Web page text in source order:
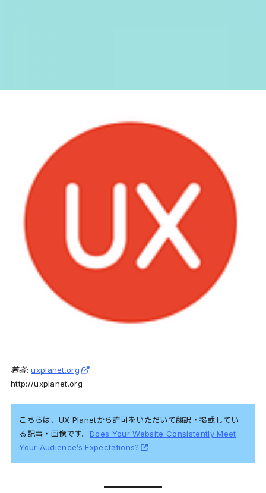
著者:uxplanet.org
http://uxplanet.org
こちらは、UX Planetから許可をいただいて翻訳・掲載してい
る記事・画像です。 Does Your Website Consistently Meet
Your Audience’s Expectations?